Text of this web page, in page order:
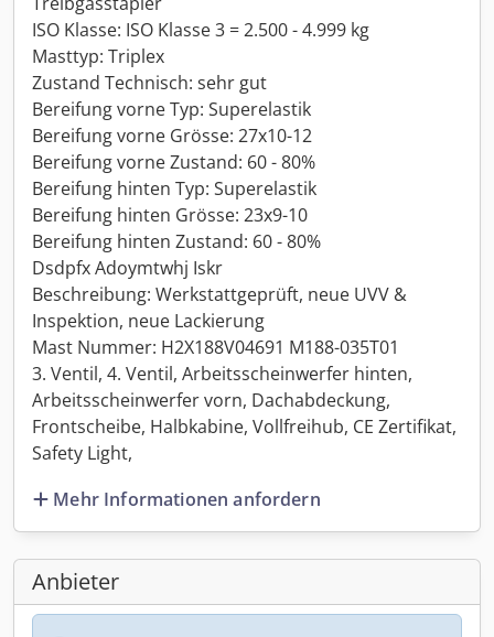
ISO Klasse: ISO Klasse 3 = 2.500 - 4.999 kg
Masttyp: Triplex
Zustand Technisch: sehr gut
Bereifung vorne Typ: Superelastik
Bereifung vorne Grösse: 27x10-12
Bereifung vorne Zustand: 60 - 80%
Bereifung hinten Typ: Superelastik
Bereifung hinten Grösse: 23x9-10
Bereifung hinten Zustand: 60 - 80%
Dsdpfx Adoymtwhj Iskr
Beschreibung: Werkstattgeprüft, neue UVV &
Inspektion, neue Lackierung
Mast Nummer: H2X188V04691 M188-035T01
3. Ventil, 4. Ventil, Arbeitsscheinwerfer hinten,
Arbeitsscheinwerfer vorn, Dachabdeckung,
Frontscheibe, Halbkabine, Vollfreihub, CE Zertifikat,
Safety Light,
Mehr Informationen anfordern
Anbieter